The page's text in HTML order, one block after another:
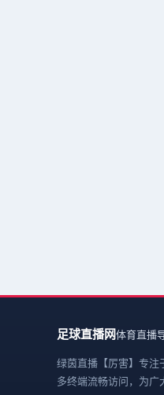
足球直播网体育直播
绿茵直播【厉害】专注
多终端流畅访问，为广